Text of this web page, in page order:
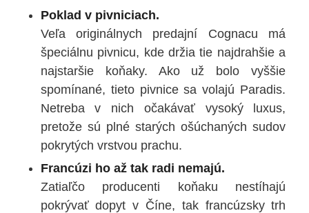
Poklad v pivniciach.
Veľa originálnych predajní Cognacu má
špeciálnu pivnicu, kde držia tie najdrahšie a
najstaršie koňaky. Ako už bolo vyššie
spomínané, tieto pivnice sa volajú Paradis.
Netreba v nich očakávať vysoký luxus,
pretože sú plné starých ošúchaných sudov
pokrytých vrstvou prachu.
Francúzi ho až tak radi nemajú.
Zatiaľčo producenti koňaku nestíhajú
pokrývať dopyt v Číne, tak francúzsky trh